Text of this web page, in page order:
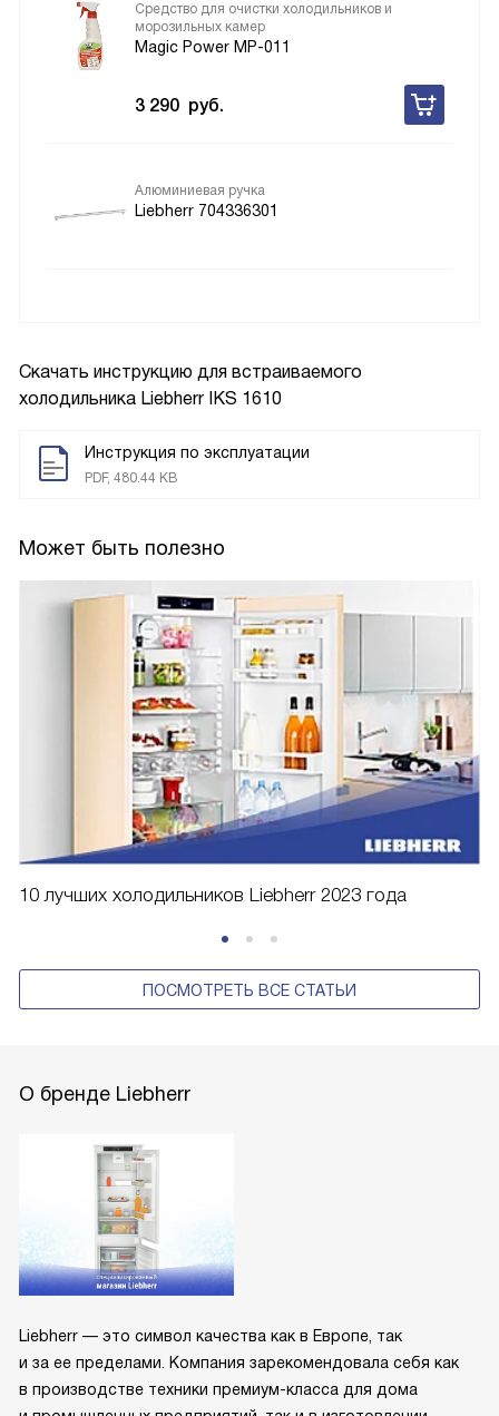
Скачать инструкцию для встраиваемого
холодильника Liebherr IKS 1610
Инструкция по эксплуатации
PDF, 480.44 KB
Может быть полезно
10 лучших холодильников Liebherr 2023 года
ПОСМОТРЕТЬ ВСЕ СТАТЬИ
Средство для очистки холодильников и
морозильных камер
Magic Power MP-011
3 290 руб.
Алюминиевая ручка
Liebherr 704336301
О бренде Liebherr
Liebherr — это символ качества как в Европе, так
и за ее пределами. Компания зарекомендовала себя как
в производстве техники премиум-класса для дома